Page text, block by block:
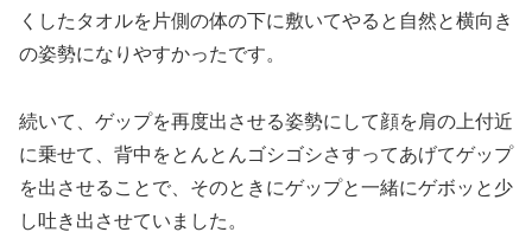
くしたタオルを片側の体の下に敷いてやると自然と横向き
の姿勢になりやすかったです。
続いて、ゲップを再度出させる姿勢にして顔を肩の上付近
に乗せて、背中をとんとんゴシゴシさすってあげてゲップ
を出させることで、そのときにゲップと一緒にゲボッと少
し吐き出させていました。